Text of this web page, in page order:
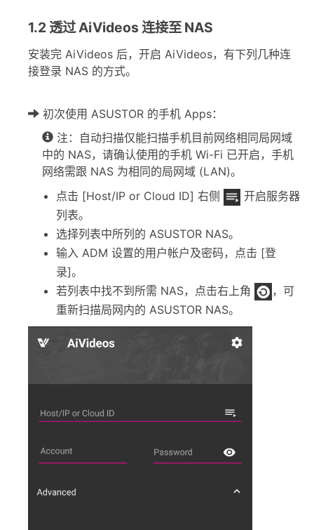
1.2 透过 AiVideos 连接至 NAS
安装完 AiVideos 后，开启 AiVideos，有下列几种连
接登录 NAS 的方式。
初次使用 ASUSTOR 的手机 Apps：
注：自动扫描仅能扫描手机目前网络相同局网域
中的 NAS，请确认使用的手机 Wi-Fi 已开启，手机
网络需跟 NAS 为相同的局网域 (LAN)。
点击 [Host/IP or Cloud ID] 右侧
开启服务器
列表。
选择列表中所列的 ASUSTOR NAS。
输入 ADM 设置的用户帐户及密码，点击 [登
录]。
若列表中找不到所需 NAS，点击右上角
，可
重新扫描局网内的 ASUSTOR NAS。